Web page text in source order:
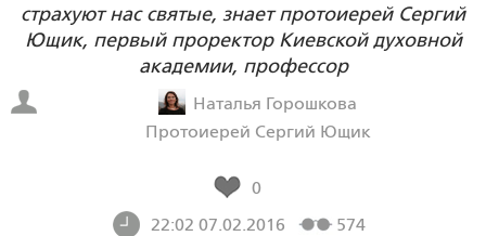
страхуют нас святые, знает протоиерей Сергий
Ющик, первый проректор Киевской духовной
академии, профессор
Наталья Горошкова
Протоиерей Сергий Ющик
0
22:02 07.02.2016
574